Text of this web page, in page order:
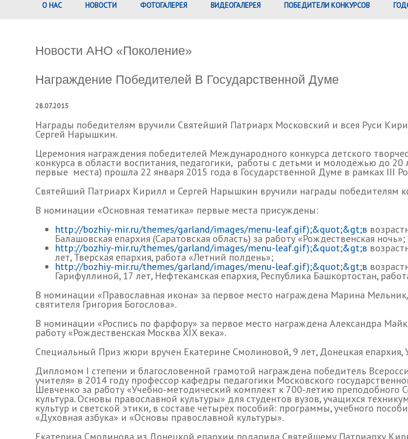
О НАС НОВОСТИ ФОТОГАЛЕРЕЯ ВИДЕОГАЛЕРЕЯ ПОБЕДИТЕЛИ КОНКУРСОВ
Новости АНО «Поколение»
Награждение Победителей В Государственной Думе
28.07.2015
Награды победителям вручили Святейший Патриарх Московский и всея Руси
Сергей Нарышкин.
Церемония награждения победителей Международного конкурса детского
конкурса в области воспитания, педагогики, работы с детьми и молодёжью до 20
первые места) прошла 22 января 2015 года в Государственной Думе в рамках III
Святейший Патриарх Кирилл и Сергей Нарышкин вручили награды победителям
В номинации «Основная тематика» первые места присуждены:
http://bozhiy-mir.ru/themes/garland/images/menu-leaf.gif);&quot;&gt;в
Балашовская епархия (Саратовская область) за работу «Рождественская ночь»;
http://bozhiy-mir.ru/themes/garland/images/menu-leaf.gif);&quot;&gt;в
лет, Тверская епархия, работа «Летний полдень»;
http://bozhiy-mir.ru/themes/garland/images/menu-leaf.gif);&quot;&gt;в
Гарифуллиной, 17 лет, Нефтекамская епархия, Республика Башкортостан,
В номинации «Православная икона» за первое место награждена Марина
святителя Григория Богослова».
В номинации «Роспись по фарфору» за первое место награждена Александра
работу «Рождественская Москва XIX века».
Специальный Приз жюри вручен Екатерине Смолиновой, 9 лет, Донецкая епархия,
Дипломом I степени и благословенной грамотой награждена победитель
учителя» в 2014 году профессор кафедры педагогики Московского
Шевченко за работу «Учебно-методический комплект к 700-летию преподобного
культура. Основы православной культуры» для студентов вузов, учащихся
культур и светской этики, в составе четырёх пособий: программы, учебного
«Духовная азбука» и «Основы православной культуры».